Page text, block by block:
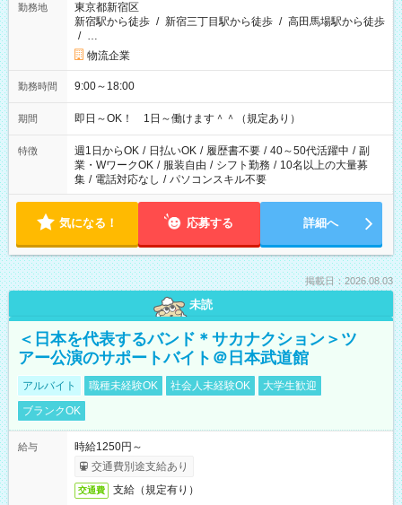
勤務地
東京都新宿区
新宿駅から徒歩 / 新宿三丁目駅から徒歩 / 高田馬場駅から徒歩
/ …
物流企業
勤務時間 9:00～18:00
期間 即日～OK！ 1日～働けます＾＾（規定あり）
特徴 週1日からOK / 日払いOK / 履歴書不要 / 40～50代活躍中 / 副
業・WワークOK / 服装自由 / シフト勤務 / 10名以上の大量募
集 / 電話対応なし / パソコンスキル不要
気になる！ 応募する 詳細へ
掲載日：2026.08.03
未読
＜日本を代表するバンド＊サカナクション＞ツ
アー公演のサポートバイト＠日本武道館
アルバイト 職種未経験OK 社会人未経験OK
大学生歓迎
ブランクOK
給与
時給1250円～
交通費別途支給あり
交通費 支給（規定有り）